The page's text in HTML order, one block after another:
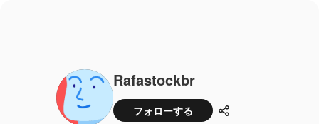
Rafastockbr
フォローする 共有